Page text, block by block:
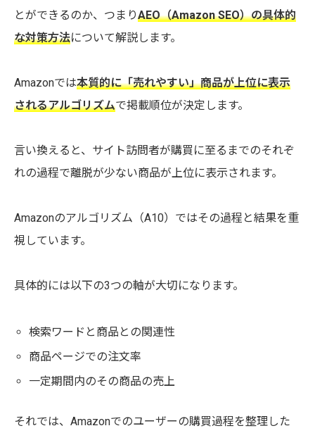
とができるのか、つまりAEO（Amazon SEO）の具体的
な対策方法について解説します。
Amazonでは本質的に「売れやすい」商品が上位に表示
されるアルゴリズムで掲載順位が決定します。
言い換えると、サイト訪問者が購買に至るまでのそれぞ
れの過程で離脱が少ない商品が上位に表示されます。
Amazonのアルゴリズム（A10）ではその過程と結果を重
視しています。
具体的には以下の3つの軸が大切になります。
検索ワードと商品との関連性
商品ページでの注文率
一定期間内のその商品の売上
それでは、Amazonでのユーザーの購買過程を整理した